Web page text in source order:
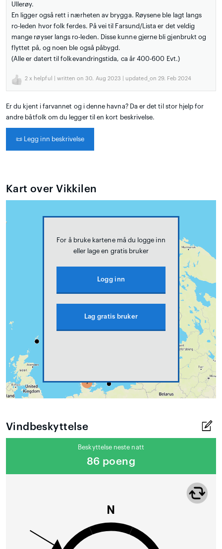
Ullerøy.
En ligger også rett i nærheten av brygga. Røysene ble lagt langs
ro-leden hvor folk ferdes. På vei til Farsund/Lista er det veldig
mange røyser langs ro-leden. Disse kunne gjerne bli gjenbrukt og
flyttet på, og noen ble også påbygd.
(Alle er datert til folkevandringstida, ca år 400-600 Evt.)
2 x helpful | written on 30. Aug 2023 | updated_on 29. Feb 2024
Er du kjent i farvannet og i denne havna? Da er det til stor hjelp for
andre båtfolk om du legger til en kort beskrivelse.
📜 Legg inn beskrivelse
Kart over Vikkilen
For å bruke kartene må du logge inn
eller lage en gratis bruker
Logg inn
Lag gratis bruker
Vindbeskyttelse
Beskyttelse neste natt
86 poeng
N